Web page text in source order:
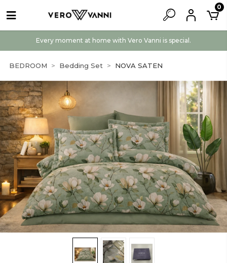
Every moment at home with Vero Vanni is special.
0
BEDROOM Bedding Set NOVA SATEN